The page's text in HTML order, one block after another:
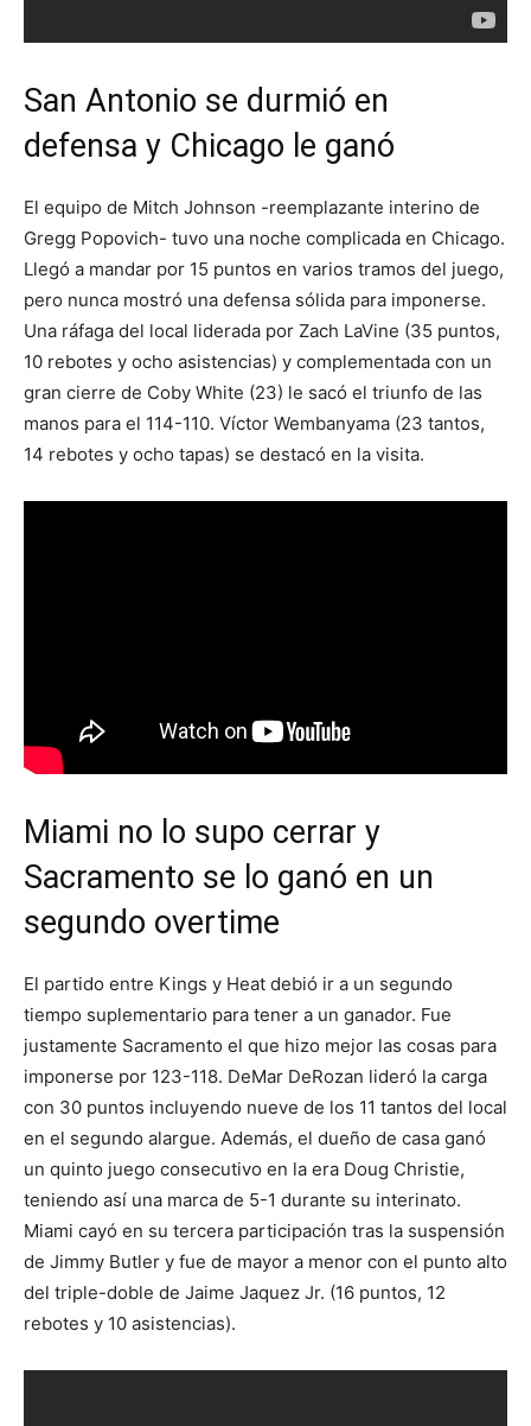
San Antonio se durmió en
defensa y Chicago le ganó
El equipo de Mitch Johnson -reemplazante interino de
Gregg Popovich- tuvo una noche complicada en Chicago.
Llegó a mandar por 15 puntos en varios tramos del juego,
pero nunca mostró una defensa sólida para imponerse.
Una ráfaga del local liderada por Zach LaVine (35 puntos,
10 rebotes y ocho asistencias) y complementada con un
gran cierre de Coby White (23) le sacó el triunfo de las
manos para el 114-110. Víctor Wembanyama (23 tantos,
14 rebotes y ocho tapas) se destacó en la visita.
Miami no lo supo cerrar y
Sacramento se lo ganó en un
segundo overtime
El partido entre Kings y Heat debió ir a un segundo
tiempo suplementario para tener a un ganador. Fue
justamente Sacramento el que hizo mejor las cosas para
imponerse por 123-118. DeMar DeRozan lideró la carga
con 30 puntos incluyendo nueve de los 11 tantos del local
en el segundo alargue. Además, el dueño de casa ganó
un quinto juego consecutivo en la era Doug Christie,
teniendo así una marca de 5-1 durante su interinato.
Miami cayó en su tercera participación tras la suspensión
de Jimmy Butler y fue de mayor a menor con el punto alto
del triple-doble de Jaime Jaquez Jr. (16 puntos, 12
rebotes y 10 asistencias).